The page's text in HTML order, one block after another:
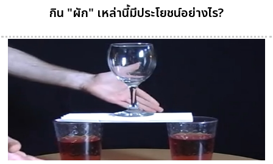
กิน "ผัก" เหล่านี้มีประโยชน์อย่างไร?